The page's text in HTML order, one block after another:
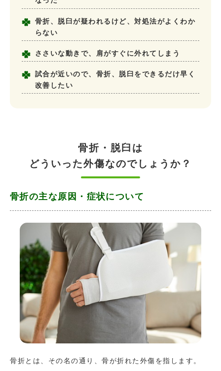
骨折、脱臼が疑われるけど、対処法がよくわか
らない
ささいな動きで、肩がすぐに外れてしまう
試合が近いので、骨折、脱臼をできるだけ早く
改善したい
骨折・脱臼は
どういった外傷なのでしょうか？
骨折の主な原因・症状について
骨折とは、その名の通り、骨が折れた外傷を指します。